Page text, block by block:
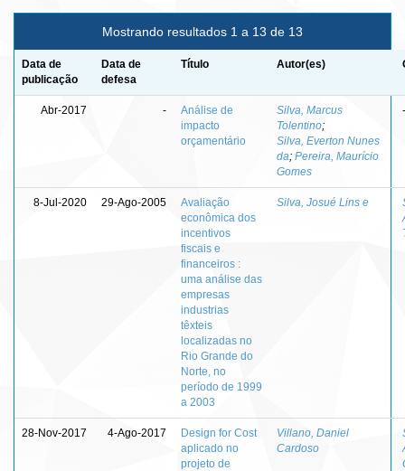
Mostrando resultados 1 a 13 de 13
Data de
publicação
Data de
defesa
Título Autor(es)
Abr-2017 -
Análise de
impacto
orçamentário
Silva, Marcus
Tolentino;
Silva, Everton Nunes
da; Pereira, Maurício
Gomes
-
8-Jul-2020 29-Ago-2005
Avaliação
econômica dos
incentivos
fiscais e
financeiros :
uma análise das
empresas
industrias
têxteis
localizadas no
Rio Grande do
Norte, no
período de 1999
a 2003
Silva, Josué Lins e
28-Nov-2017 4-Ago-2017
Design for Cost
aplicado no
projeto de
Villano, Daniel
Cardoso